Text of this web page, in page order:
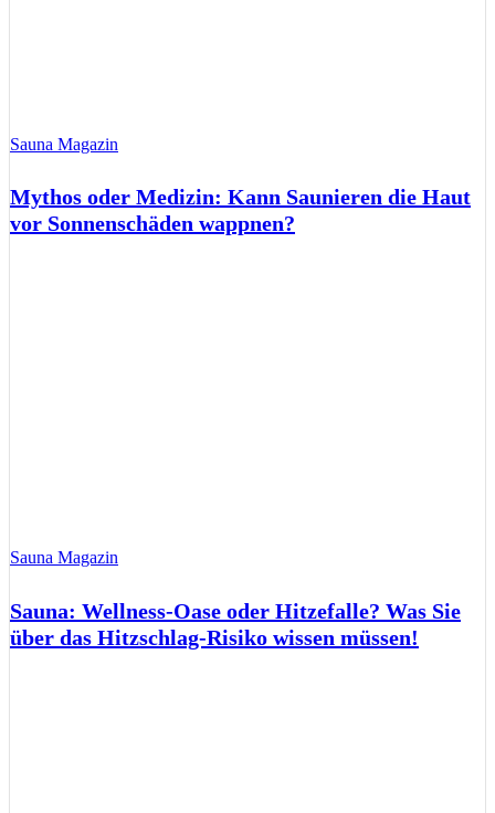
Sauna Magazin
Mythos oder Medizin: Kann Saunieren die Haut
vor Sonnenschäden wappnen?
Sauna Magazin
Sauna: Wellness-Oase oder Hitzefalle? Was Sie
über das Hitzschlag-Risiko wissen müssen!